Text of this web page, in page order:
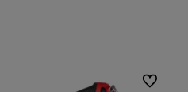
Do